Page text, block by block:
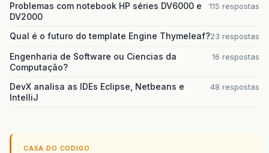
Problemas com notebook HP séries DV6000 e
DV2000
115 respostas
Qual é o futuro do template Engine Thymeleaf?23 respostas
Engenharia de Software ou Ciencias da
Computação?
16 respostas
DevX analisa as IDEs Eclipse, Netbeans e
IntelliJ
48 respostas
CASA DO CODIGO